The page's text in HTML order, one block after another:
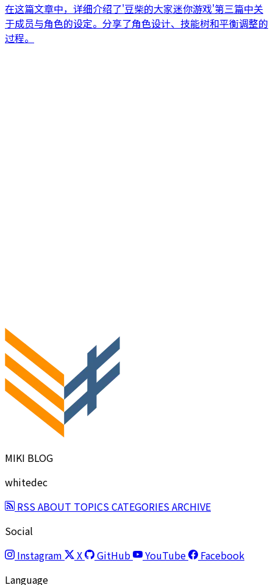
在这篇文章中，详细介绍了'豆柴的大家迷你游戏'第三篇中关
于成员与角色的设定。分享了角色设计、技能树和平衡调整的
过程。
MIKI BLOG
whitedec
RSSABOUT TOPICSCATEGORIESARCHIVE
Social
Instagram
X GitHub YouTube
Facebook
Language